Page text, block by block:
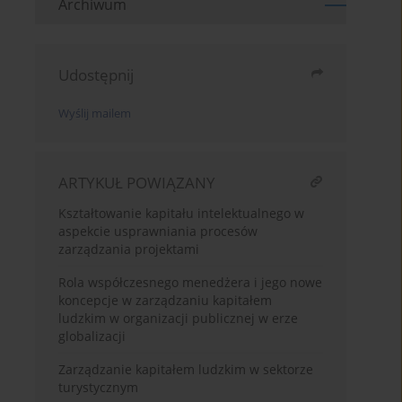
Archiwum
Udostępnij
Wyślij mailem
ARTYKUŁ POWIĄZANY
Kształtowanie kapitału intelektualnego w
aspekcie usprawniania procesów
zarządzania projektami
Rola współczesnego menedżera i jego nowe
koncepcje w zarządzaniu kapitałem
ludzkim w organizacji publicznej w erze
globalizacji
Zarządzanie kapitałem ludzkim w sektorze
turystycznym